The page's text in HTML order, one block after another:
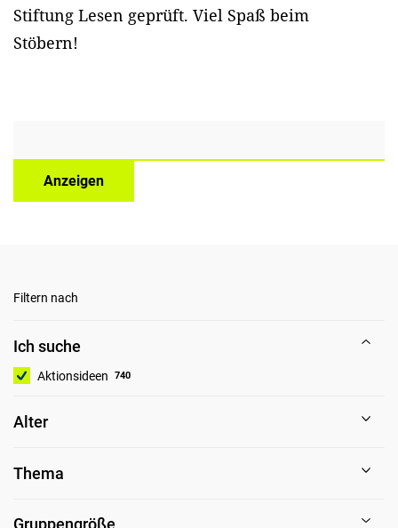
Stiftung Lesen geprüft. Viel Spaß beim
Stöbern!
Anzeigen
Filtern nach
Ich suche
Aktionsideen 740
Alter
Thema